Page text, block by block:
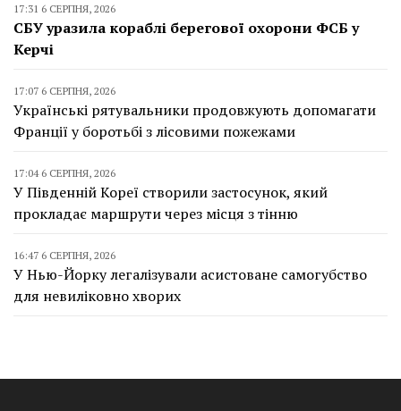
17:31 6 СЕРПНЯ, 2026
СБУ уразила кораблі берегової охорони ФСБ у
Керчі
17:07 6 СЕРПНЯ, 2026
Українські рятувальники продовжують допомагати
Франції у боротьбі з лісовими пожежами
17:04 6 СЕРПНЯ, 2026
У Південній Кореї створили застосунок, який
прокладає маршрути через місця з тінню
16:47 6 СЕРПНЯ, 2026
У Нью-Йорку легалізували асистоване самогубство
для невиліковно хворих